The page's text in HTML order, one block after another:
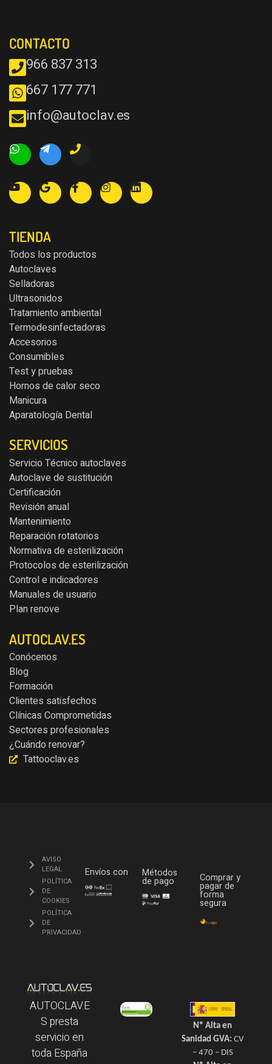
CONTACTO
966 837 313
667 177 771
info@autoclav.es
TIENDA
Todos los productos
Autoclaves
Selladoras
Ultrasonidos
Tratamiento ambiental
Termodesinfectadoras
Accesorios
Consumibles
Test y pruebas
Hornos de calor seco
Manicura
Aparatología Dental
SERVICIOS
Servicio Técnico autoclaves
Autoclave de sustitución
Certificación
Revisión anual
Mantenimiento
Reparación rotatorios
Normativa de esterilización
Protocolos de esterilización
Control e indicadores
Manuales de usuario
Plan renove
AUTOCLAV.ES
Conócenos
Blog
Formación
Clientes satisfechos
Clínicas Comprometidas
Sectores profesionales
¿Cuándo renovar?
Tattooclav.es
AVISO
LEGAL
POLÍTICA
DE
COOKIES
POLÍTICA
DE
PRIVACIDAD
Envíos con Métodos
de pago Comprar y
pagar de
forma
segura
AUTOCLAV.E
S presta
servicio en
toda España
Nº Alta en
Sanidad GVA: CV
– 470 – DIS